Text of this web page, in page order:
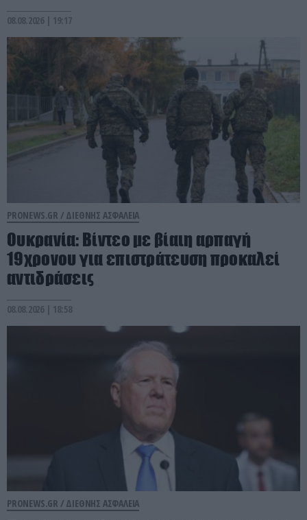
08.08.2026 | 19:17
PRONEWS.GR / ΔΙΕΘΝΗΣ ΑΣΦΑΛΕΙΑ
Ουκρανία: Βίντεο με βίαιη αρπαγή
19χρονου για επιστράτευση προκαλεί
αντιδράσεις
08.08.2026 | 18:58
PRONEWS.GR / ΔΙΕΘΝΗΣ ΑΣΦΑΛΕΙΑ